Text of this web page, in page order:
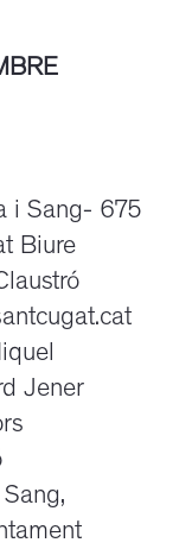
i Sang- 675
Biure
Jener